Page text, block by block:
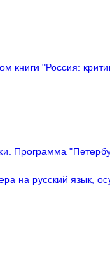
"Россия:
Программа
на русский язык,